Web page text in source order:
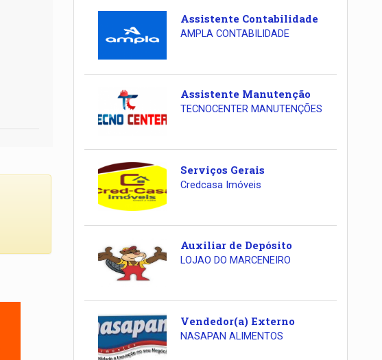
Assistente Contabilidade
AMPLA CONTABILIDADE
Assistente Manutenção
TECNOCENTER MANUTENÇÕES
Serviços Gerais
Credcasa Imóveis
Auxiliar de Depósito
LOJAO DO MARCENEIRO
Vendedor(a) Externo
NASAPAN ALIMENTOS